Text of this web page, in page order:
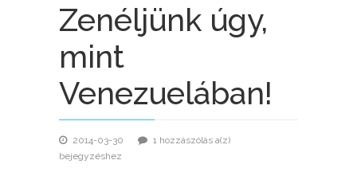
Zenéljünk úgy,
mint
Venezuelában!
2014-03-30
1 hozzászólás a(z)
bejegyzéshez